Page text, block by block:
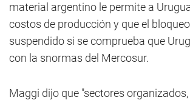
material argentino le permite a
costos de producción y que el
suspendido si se comprueba que
con la snormas del Mercosur.
Maggi dijo que "sectores